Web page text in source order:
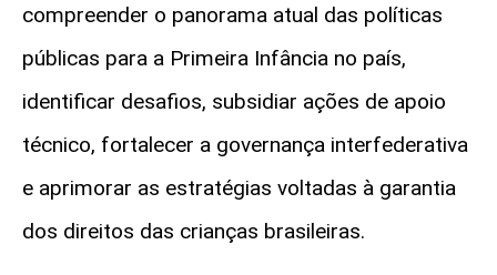
compreender o panorama atual das políticas
públicas para a Primeira Infância no país,
identificar desafios, subsidiar ações de apoio
técnico, fortalecer a governança interfederativa
e aprimorar as estratégias voltadas à garantia
dos direitos das crianças brasileiras.